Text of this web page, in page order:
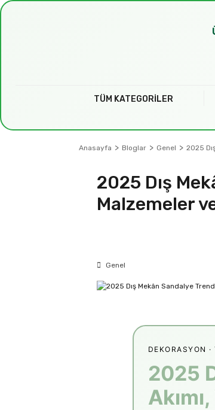
TÜM KATEGORİLER
Anasayfa Bloglar Genel 2025
2025 Dış
Malzemeler
Genel
DEKORASYON
2025